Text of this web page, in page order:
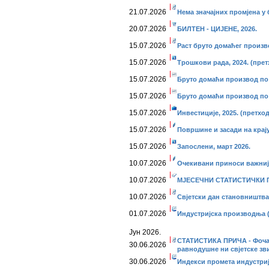
21.07.2026 Нема значајних промјена
20.07.2026 БИЛТЕН - ЦИЈЕНЕ, 2026.
15.07.2026 Раст бруто домаћег
15.07.2026 Трошкови рада, 2024.
15.07.2026 Бруто домаћи производ
15.07.2026 Бруто домаћи производ
15.07.2026 Инвестиције, 2025.
15.07.2026 Површине и засади на
15.07.2026 Запослени, март 2026.
10.07.2026 Очекивани приноси
10.07.2026 МЈЕСЕЧНИ СТАТИСТИЧКИ
10.07.2026 Свјетски дан
01.07.2026 Индустријска производња
Јун 2026.
30.06.2026
СТАТИСТИКА ПРИЧА - Фоча,
равнодушне ни свјетске
30.06.2026 Индекси промета